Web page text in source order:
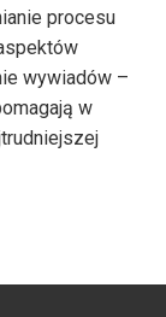
procesu
wywiadów –
w